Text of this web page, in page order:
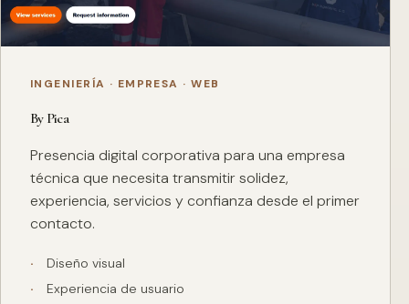
INGENIERÍA · EMPRESA · WEB
By Pica
Presencia digital corporativa para una empresa
técnica que necesita transmitir solidez,
experiencia, servicios y confianza desde el primer
contacto.
Diseño visual
Experiencia de usuario